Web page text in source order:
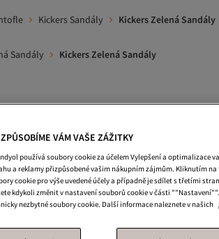
Kickers Sandály Kickers Zelená Sandály
Sandály Kickers Zelená Sandály
Kickers Tmavě Modrá Sandály Kickers
Kickers Muži Sandály A Pantofle Kickers
A Pantofle
VÁM VAŠE ZÁŽITKY
používá soubory cookie za účelem Vylepšení a optimalizace
a reklamy přizpůsobené vašim nákupním zájmům. Kliknutím
cookie pro výše uvedené účely a případně je sdílet s třetími
kdykoli změnit v nastavení souborů cookie v části
nezbytné soubory cookie. Další informace naleznete v našich